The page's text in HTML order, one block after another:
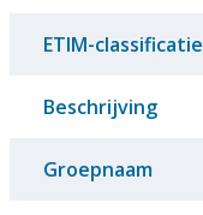
ETIM-classificatie
Beschrijving
Groepnaam